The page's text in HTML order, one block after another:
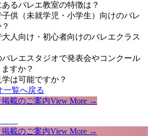
るバレエ教室の特徴は？
供（未就学児・小学生）向けのバレ
人向け・初心者向けのバレエクラス
レエスタジオで発表会やコンクール
すか？
は可能ですか？
一覧へ戻る
載のご案内View More →
載のご案内View More →